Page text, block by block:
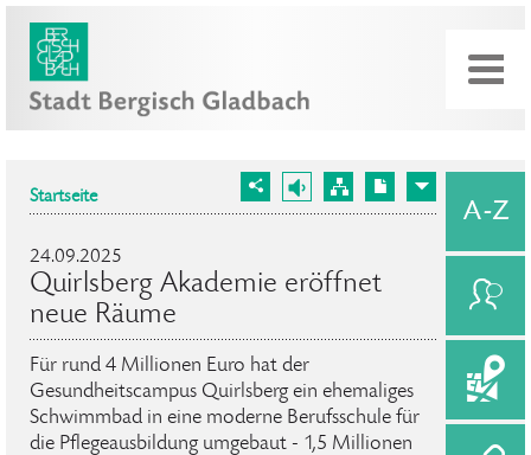
Startseite
24.09.2025
Quirlsberg Akademie eröffnet
neue Räume
Für rund 4 Millionen Euro hat der
Gesundheitscampus Quirlsberg ein ehemaliges
Schwimmbad in eine moderne Berufsschule für
die Pflegeausbildung umgebaut - 1,5 Millionen